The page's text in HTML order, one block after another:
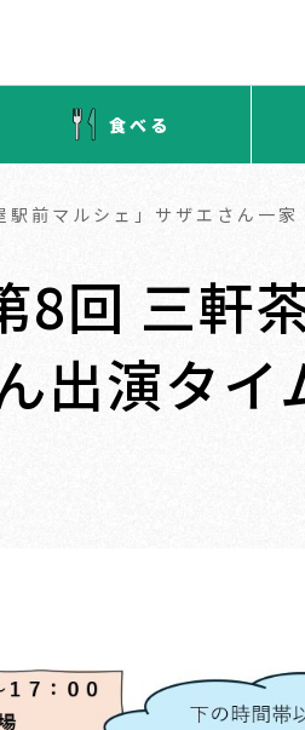
食べる
前マルシェ」サザエさん一家
8回 三軒
出演タイ